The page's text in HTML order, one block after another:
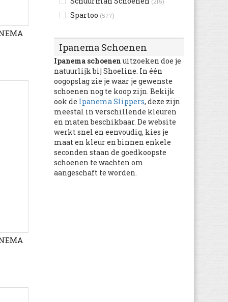
Caterpillar (1.130)
Champion
Chipie (2)
Citrouille et Compagnie
(5.305)
Clarks (10.574)
Clic! (103)
Colors of California (548)
Columbia (998)
Converse (14.154)
Craft
Spartoo (577)
Ipanema Schoenen
Ipanema schoenen uitzoeken doe je
natuurlijk bij Shoeline. In één
oogopslag zie je waar je gewenste
schoenen nog te koop zijn. Bekijk
ook de Ipanema Slippers, deze zijn
meestal in verschillende kleuren
en maten beschikbaar. De website
werkt snel en eenvoudig, kies je
maat en kleur en binnen enkele
seconden staan de goedkoopste
schoenen te wachten om
aangeschaft te worden.